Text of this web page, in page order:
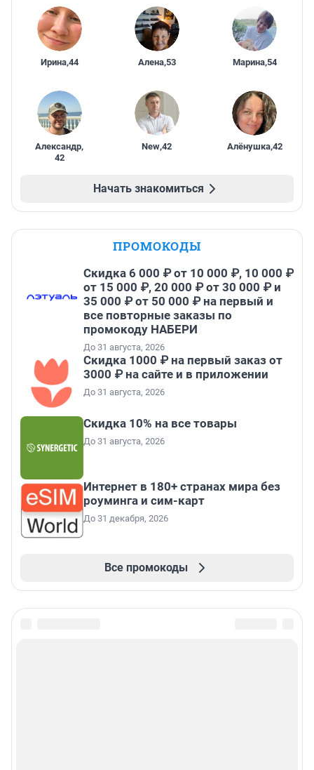
Ирина,44 Алена,53 Марина,54
Александр,
42
New,42 Алёнушка,42
Начать знакомиться
ПРОМОКОДЫ
Скидка 6 000 ₽ от 10 000 ₽, 10 000 ₽
от 15 000 ₽, 20 000 ₽ от 30 000 ₽ и
35 000 ₽ от 50 000 ₽ на первый и
все повторные заказы по
промокоду НАБЕРИ
До 31 августа, 2026
Скидка 1000 ₽ на первый заказ от
3000 ₽ на сайте и в приложении
До 31 августа, 2026
Скидка 10% на все товары
До 31 августа, 2026
Интернет в 180+ странах мира без
роуминга и сим-карт
До 31 декабря, 2026
Все промокоды